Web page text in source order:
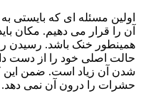
اولین مسئله ای که بایستی
آن را قرار می دهیم. مکان
همینطور خنک باشد. رسیدن
حالت اصلی خود را از دست
شدن آن زیاد است. ضمن این
حشرات را درون آن نمی دهد.